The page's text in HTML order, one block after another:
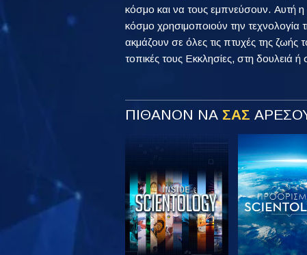
κόσμο και να τους εμπνεύσουν. Αυτή
κόσμο χρησιμοποιούν την
ακμάζουν σε όλες τις πτυχές της ζωής
τοπικές τους Εκκλησίες, στη δουλειά ή
ΠΙΘΑΝΟΝ ΝΑ ΣΑΣ